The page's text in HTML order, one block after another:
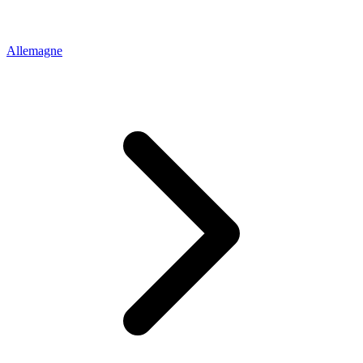
Allemagne